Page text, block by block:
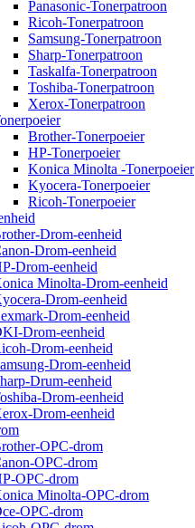
Panasonic-Tonerpatroon
Ricoh-Tonerpatroon
Samsung-Tonerpatroon
Sharp-Tonerpatroon
Taskalfa-Tonerpatroon
Toshiba-Tonerpatroon
Xerox-Tonerpatroon
Brother-Tonerpoeier
HP-Tonerpoeier
Konica Minolta -Tonerpoeier
Kyocera-Tonerpoeier
Ricoh-Tonerpoeier
Drom-eenheid
Drom-eenheid
Drom-eenheid
Minolta-Drom-eenheid
Drom-eenheid
Drom-eenheid
Drom-eenheid
Drom-eenheid
Drom-eenheid
Drum-eenheid
Drom-eenheid
Drom-eenheid
OPC-drom
OPC-drom
OPC-drom
Minolta-OPC-drom
OPC-drom